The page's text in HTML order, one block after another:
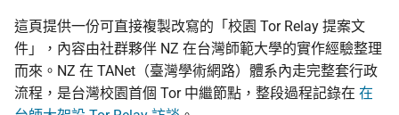
社群平台怎麼收集你的
料
監控現在做得到什麼
VPN 的風險與選擇
加密 DNS 怎麼選、怎
認真的生效
選舉觀察員的自保
倡議組織的匿名捐款管
揭弊者保護法的技術觀察
技術
文章
治理章程
這頁提供一份可直接複製改寫的「校園 Tor Relay 提案文
件」，內容由社群夥伴 NZ 在台灣師範大學的實作經驗整理
而來。NZ 在 TANet（臺灣學術網路）體系內走完整套行政
流程，是台灣校園首個 Tor 中繼節點，整段過程記錄在 在